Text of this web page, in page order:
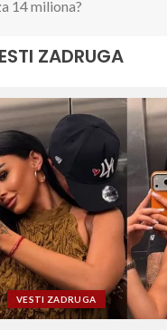
14 miliona?
ZADRUGA
VESTI ZADRUGA